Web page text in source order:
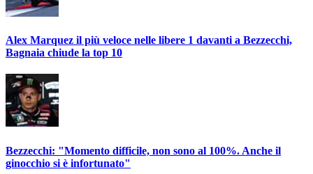
Alex Marquez il più veloce nelle libere 1 davanti a Bezzecchi,
Bagnaia chiude la top 10
Bezzecchi: "Momento difficile, non sono al 100%. Anche il
ginocchio si è infortunato"